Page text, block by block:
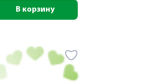
В корзину